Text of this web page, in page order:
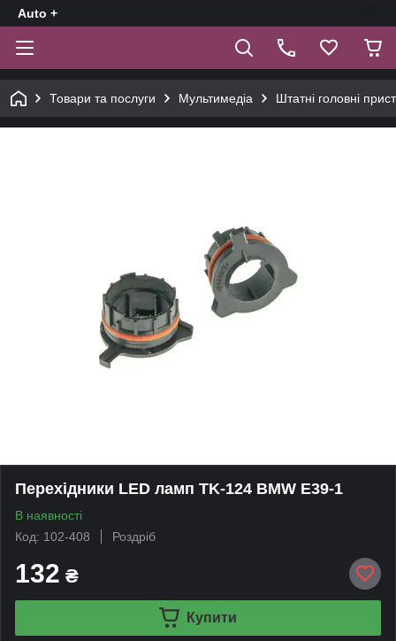
Auto +
Товари та послуги Мультимедіа Штатні головні
Перехідники LED ламп TK-124 BMW E39-1
В наявності
Код: 102-408
Роздріб
132 ₴
Купити